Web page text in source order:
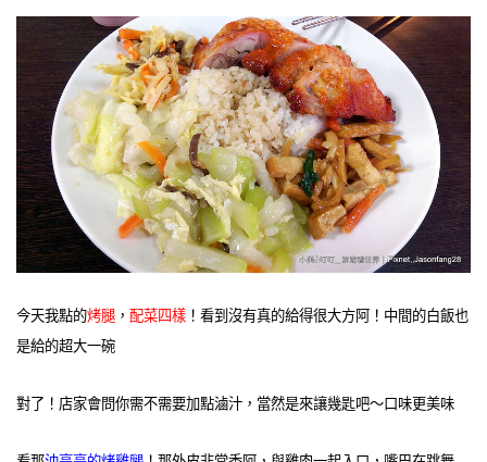
今天我點的烤腿 ， 配菜四樣 ！看到沒有真的給得很大方阿！中間的白飯也
是給的超大一碗
對了！店家會問你需不需要加點滷汁，當然是來讓幾匙吧～口味更美味